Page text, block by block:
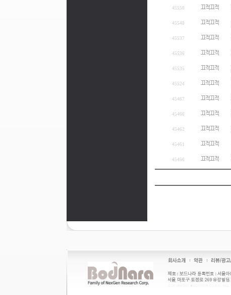
45550 끄적끄적
45548 끄적끄적
45537 끄적끄적
45536 끄적끄적
45535 끄적끄적
45524 끄적끄적
45467 끄적끄적
45466 끄적끄적
45462 끄적끄적
45461 끄적끄적
45456 끄적끄적